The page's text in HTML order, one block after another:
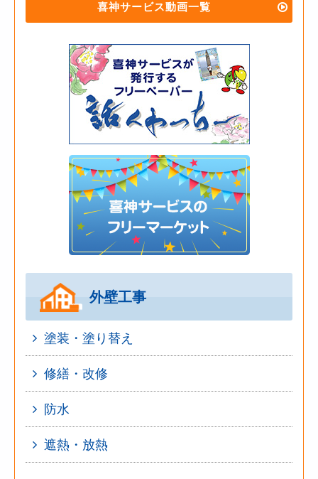
喜神サービス動画一覧
外壁工事
塗装・塗り替え
修繕・改修
防水
遮熱・放熱